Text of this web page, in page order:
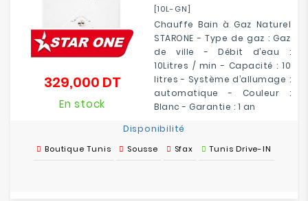
[10L-GN]
Chauffe Bain à Gaz Naturel
STARONE - Type de gaz : Gaz
de ville - Débit d’eau :
10Litres / min - Capacité : 10
litres - Système d’allumage :
automatique - Couleur :
Blanc - Garantie : 1 an
329,000 DTPrix
En stock
Disponibilité
Boutique Tunis Sousse Sfax Tunis Drive-IN